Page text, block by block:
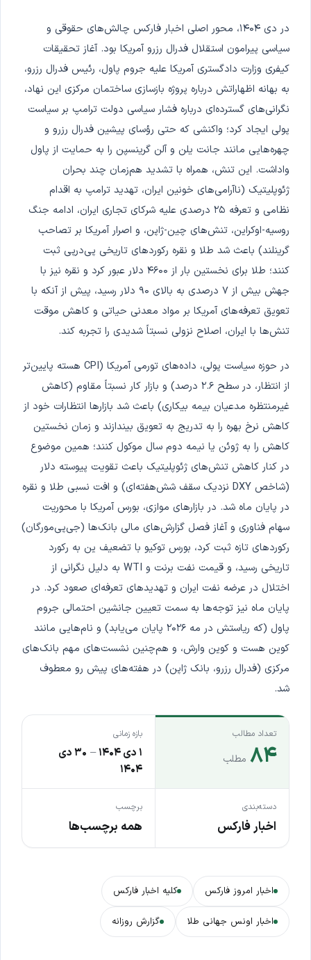
در دی ۱۴۰۴، محور اصلی اخبار فارکس چالش‌های حقوقی و
سیاسی پیرامون استقلال فدرال رزرو آمریکا بود. آغاز تحقیقات
کیفری وزارت دادگستری آمریکا علیه جروم پاول، رئیس فدرال رزرو،
به بهانه اظهاراتش درباره پروژه بازسازی ساختمان مرکزی این نهاد،
نگرانی‌های گسترده‌ای درباره فشار سیاسی دولت ترامپ بر سیاست
پولی ایجاد کرد؛ واکنشی که حتی رؤسای پیشین فدرال رزرو و
چهره‌هایی مانند جانت یلن و آلن گرینسپن را به حمایت از پاول
واداشت. این تنش، همراه با تشدید هم‌زمان چند بحران
ژئوپلیتیک (ناآرامی‌های خونین ایران، تهدید ترامپ به اقدام
نظامی و تعرفه ۲۵ درصدی علیه شرکای تجاری ایران، ادامه جنگ
روسیه-اوکراین، تنش‌های چین-ژاپن، و اصرار آمریکا بر تصاحب
گرینلند) باعث شد طلا و نقره رکوردهای تاریخی پی‌درپی ثبت
کنند؛ طلا برای نخستین بار از ۴۶۰۰ دلار عبور کرد و نقره نیز با
جهش بیش از ۷ درصدی به بالای ۹۰ دلار رسید، پیش از آنکه با
تعویق تعرفه‌های آمریکا بر مواد معدنی حیاتی و کاهش موقت
تنش‌ها با ایران، اصلاح نزولی نسبتاً شدیدی را تجربه کند.
در حوزه سیاست پولی، داده‌های تورمی آمریکا (CPI هسته پایین‌تر
از انتظار، در سطح ۲.۶ درصد) و بازار کار نسبتاً مقاوم (کاهش
غیرمنتظره مدعیان بیمه بیکاری) باعث شد بازارها انتظارات خود از
کاهش نرخ بهره را به تدریج به تعویق بیندازند و زمان نخستین
کاهش را به ژوئن یا نیمه دوم سال موکول کنند؛ همین موضوع
در کنار کاهش تنش‌های ژئوپلیتیک باعث تقویت پیوسته دلار
(شاخص DXY نزدیک سقف شش‌هفته‌ای) و افت نسبی طلا و نقره
در پایان ماه شد. در بازارهای موازی، بورس آمریکا با محوریت
سهام فناوری و آغاز فصل گزارش‌های مالی بانک‌ها (جی‌پی‌مورگان)
رکوردهای تازه ثبت کرد، بورس توکیو با تضعیف ین به رکورد
تاریخی رسید، و قیمت نفت برنت و WTI به دلیل نگرانی از
اختلال در عرضه نفت ایران و تهدیدهای تعرفه‌ای صعود کرد. در
پایان ماه نیز توجه‌ها به سمت تعیین جانشین احتمالی جروم
پاول (که ریاستش در مه ۲۰۲۶ پایان می‌یابد) و نام‌هایی مانند
کوین هست و کوین وارش، و هم‌چنین نشست‌های مهم بانک‌های
مرکزی (فدرال رزرو، بانک ژاپن) در هفته‌های پیش رو معطوف
شد.
تعداد مطالب
۸۴ مطلب
بازه زمانی
۱ دی ۱۴۰۴ –
۳۰ دی
۱۴۰۴
دسته‌بندی
اخبار فارکس
برچسب
همه برچسب‌ها
اخبار امروز فارکس کلیه اخبار فارکس
اخبار اونس جهانی طلا گزارش روزانه